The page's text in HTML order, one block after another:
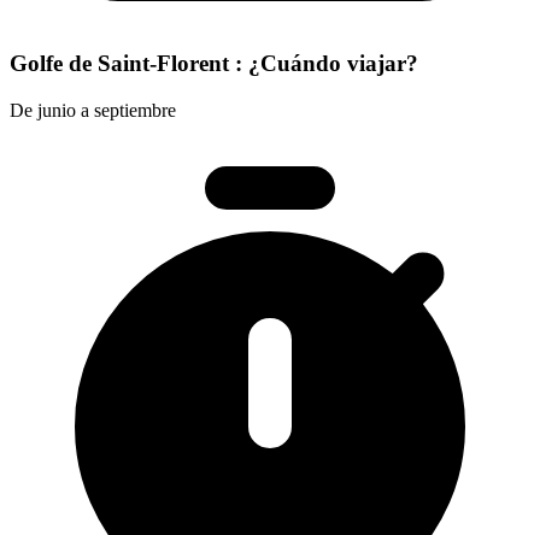
Golfe de Saint-Florent : ¿Cuándo viajar?
De junio a septiembre